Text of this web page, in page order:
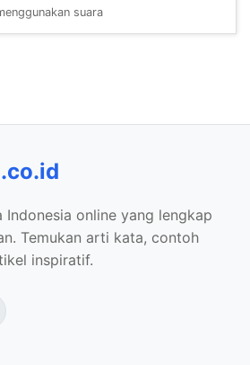
suara
Indonesia online yang lengkap
Temukan arti kata, contoh
inspiratif.